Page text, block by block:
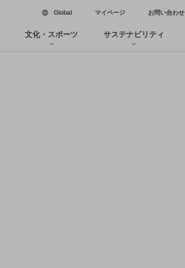
Global新しいウィンドウで開く
マイページ お問い合わせ
文化・スポーツ サステナビリティ